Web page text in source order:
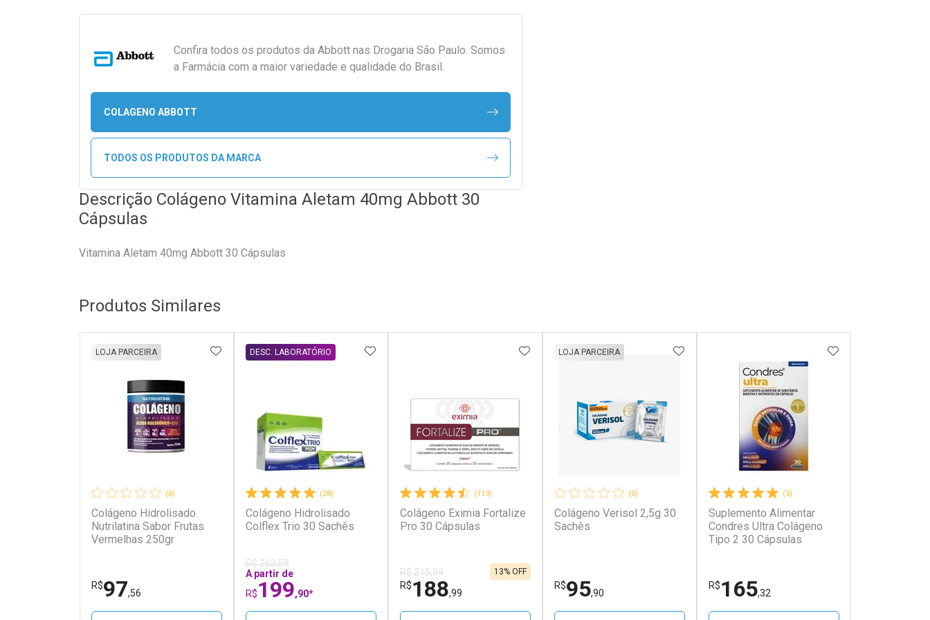
Confira todos os produtos da Abbott nas Drogaria São Paulo. Somos
a Farmácia com a maior variedade e qualidade do Brasil.
COLAGENO ABBOTT
TODOS OS PRODUTOS DA MARCA
Descrição Colágeno Vitamina Aletam 40mg Abbott 30
Cápsulas
Vitamina Aletam 40mg Abbott 30 Cápsulas
Produtos Similares
(0)
Colágeno Hidrolisado
Nutrilatina Sabor Frutas
Vermelhas 250gr
LOJA PARCEIRA
R$97,56
ADICIONAR AOS FAVORITOS
(28)
Colágeno Hidrolisado
Colflex Trio 30 Sachês
DESC. LABORATÓRIO
R$ 263,59
A partir de
R$199,90*
ADICIONAR AOS FAVORITOS
(113)
Colágeno Eximia Fortalize
Pro 30 Cápsulas
R$ 215,99
R$188,99
13% OFF
ADICIONAR AOS FAVORITOS
(0)
Colágeno Verisol 2,5g 30
Sachês
LOJA PARCEIRA
R$95,90
ADICIONAR AOS FAVORITOS
(3)
Suplemento Alimentar
Condres Ultra Colágeno
Tipo 2 30 Cápsulas
R$165,32
ADICIONAR AOS